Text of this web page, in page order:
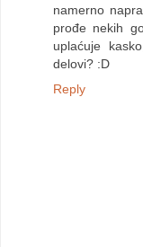
namerno
prođe nekih
uplaćuje
delovi? :D
Reply